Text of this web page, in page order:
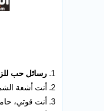
رسائل حب
أنت أشعة
أنت قوتي،